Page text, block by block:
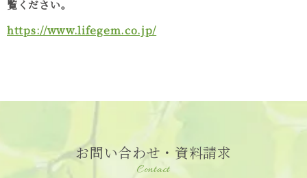
覧ください。
https://www.lifegem.co.jp/
お問い合わせ・資料請求
Contact